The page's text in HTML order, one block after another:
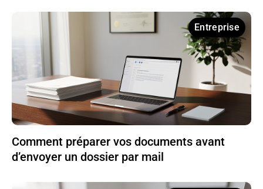
Entreprise
Comment préparer vos documents avant
d’envoyer un dossier par mail